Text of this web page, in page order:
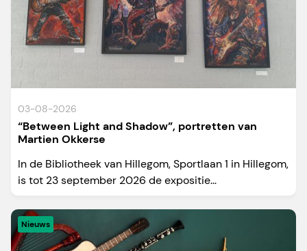
03-08-2026
“Between Light and Shadow”, portretten van
Martien Okkerse
In de Bibliotheek van Hillegom, Sportlaan 1 in Hillegom,
is tot 23 september 2026 de expositie...
Nieuws